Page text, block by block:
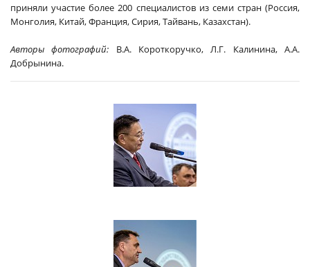
приняли участие более 200 специалистов из семи стран (Россия,
Монголия, Китай, Франция, Сирия, Тайвань, Казахстан).
Авторы фотографий: В.А. Короткоручко, Л.Г. Калинина, А.А.
Добрынина.